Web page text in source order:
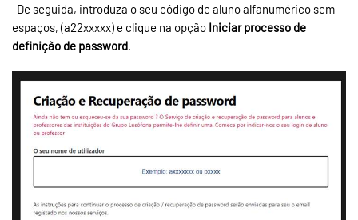
De seguida, introduza o seu código de aluno alfanumérico sem
espaços, (a22xxxxx) e clique na opção Iniciar processo de
definição de password.